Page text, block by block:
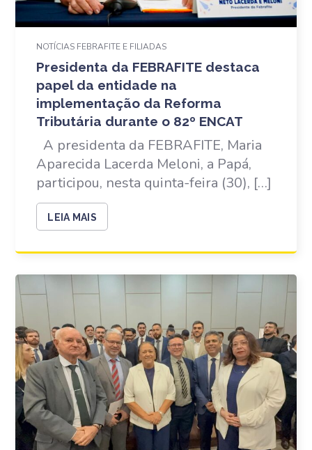
NOTÍCIAS FEBRAFITE E FILIADAS
Presidenta da FEBRAFITE destaca
papel da entidade na
implementação da Reforma
Tributária durante o 82º ENCAT
A presidenta da FEBRAFITE, Maria
Aparecida Lacerda Meloni, a Papá,
participou, nesta quinta-feira (30), […]
LEIA MAIS